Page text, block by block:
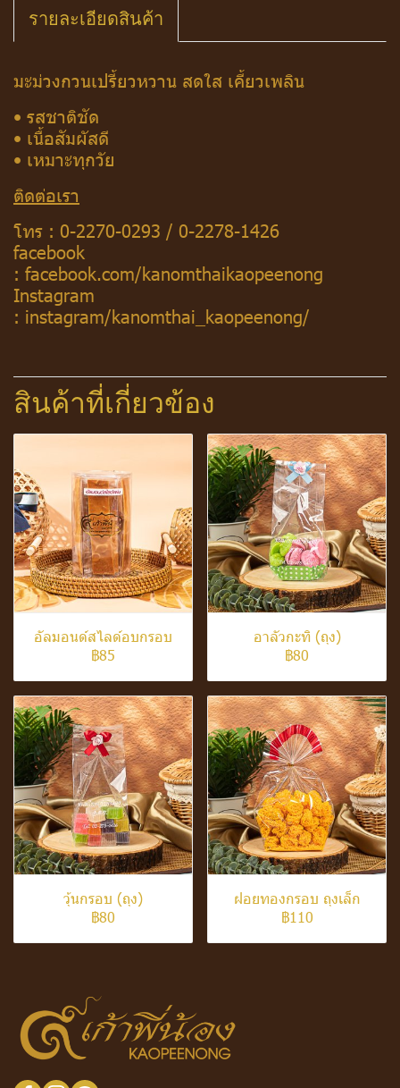
รายละเอียดสินค้า
มะม่วงกวนเปรี้ยวหวาน สดใส เคี้ยวเพลิน
• รสชาติชัด
• เนื้อสัมผัสดี
• เหมาะทุกวัย
ติดต่อเรา
โทร : 0-2270-0293 / 0-2278-1426
facebook
: facebook.com/kanomthaikaopeenong
Instagram
: instagram/kanomthai_kaopeenong/
สินค้าที่เกี่ยวข้อง
อัลมอนด์สไลด์อบกรอบ
฿85
อาลัวกะทิ (ถุง)
฿80
วุ้นกรอบ (ถุง)
฿80
ฝอยทองกรอบ ถุงเล็ก
฿110